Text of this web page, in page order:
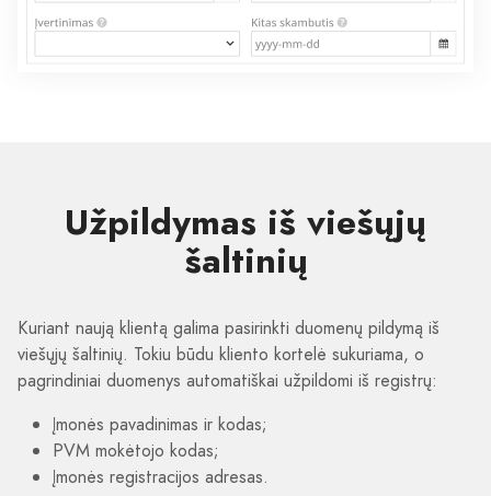
Užpildymas iš viešųjų
šaltinių
Kuriant naują klientą galima pasirinkti duomenų pildymą iš
viešųjų šaltinių. Tokiu būdu kliento kortelė sukuriama, o
pagrindiniai duomenys automatiškai užpildomi iš registrų:
Įmonės pavadinimas ir kodas;
PVM mokėtojo kodas;
Įmonės registracijos adresas.